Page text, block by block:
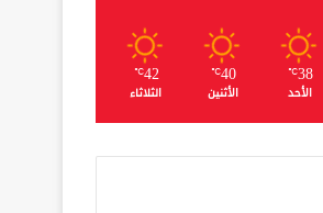
38
℃
الأحد
40
℃
الأثنين
42
℃
الثلاثاء